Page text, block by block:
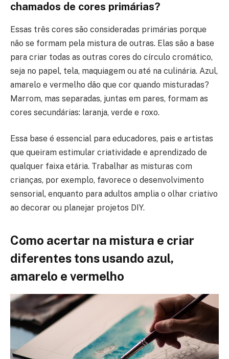
chamados de cores primárias?
Essas três cores são consideradas primárias porque
não se formam pela mistura de outras. Elas são a base
para criar todas as outras cores do círculo cromático,
seja no papel, tela, maquiagem ou até na culinária. Azul,
amarelo e vermelho dão que cor quando misturadas?
Marrom, mas separadas, juntas em pares, formam as
cores secundárias: laranja, verde e roxo.
Essa base é essencial para educadores, pais e artistas
que queiram estimular criatividade e aprendizado de
qualquer faixa etária. Trabalhar as misturas com
crianças, por exemplo, favorece o desenvolvimento
sensorial, enquanto para adultos amplia o olhar criativo
ao decorar ou planejar projetos DIY.
Como acertar na mistura e criar
diferentes tons usando azul,
amarelo e vermelho